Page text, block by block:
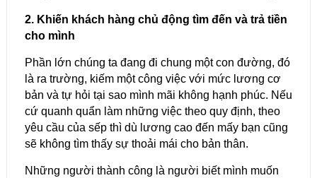
2. Khiến khách hàng chủ động tìm đến và trả tiền
cho mình
Phần lớn chúng ta đang đi chung một con đường, đó
là ra trường, kiếm một công việc với mức lương cơ
bản và tự hỏi tại sao mình mãi không hạnh phúc. Nếu
cứ quanh quẩn làm những việc theo quy định, theo
yêu cầu của sếp thì dù lương cao đến mấy bạn cũng
sẽ không tìm thấy sự thoải mái cho bản thân.
Những người thành công là người biết mình muốn